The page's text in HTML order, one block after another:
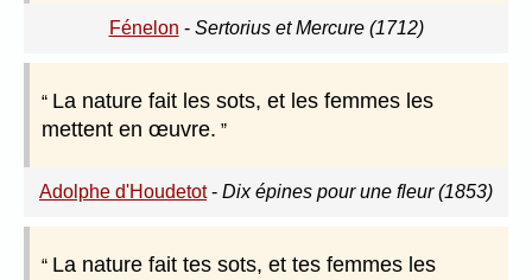
Fénelon - Sertorius et Mercure (1712)
La nature fait les sots, et les femmes les
mettent en œuvre.
Adolphe d'Houdetot- Dix épines pour une fleur (1853)
La nature fait tes sots, et tes femmes les